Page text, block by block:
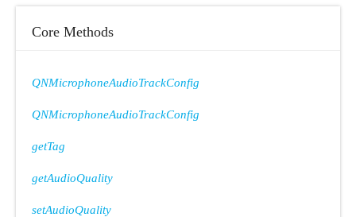
Core Methods
QNMicrophoneAudioTrackConfig
QNMicrophoneAudioTrackConfig
getTag
getAudioQuality
setAudioQuality